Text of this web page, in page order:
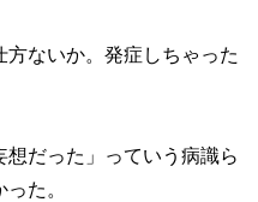
ないか。発症しちゃった
だった」っていう病識ら
た。